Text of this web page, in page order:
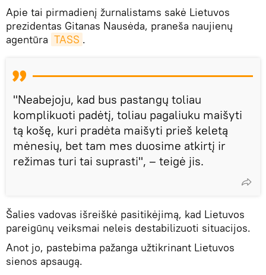
Apie tai pirmadienį žurnalistams sakė Lietuvos
prezidentas Gitanas Nausėda, praneša naujienų
agentūra TASS .
"Neabejoju, kad bus pastangų toliau
komplikuoti padėtį, toliau pagaliuku maišyti
tą košę, kuri pradėta maišyti prieš keletą
mėnesių, bet tam mes duosime atkirtį ir
režimas turi tai suprasti", – teigė jis.
Šalies vadovas išreiškė pasitikėjimą, kad Lietuvos
pareigūnų veiksmai neleis destabilizuoti situacijos.
Anot jo, pastebima pažanga užtikrinant Lietuvos
sienos apsaugą.